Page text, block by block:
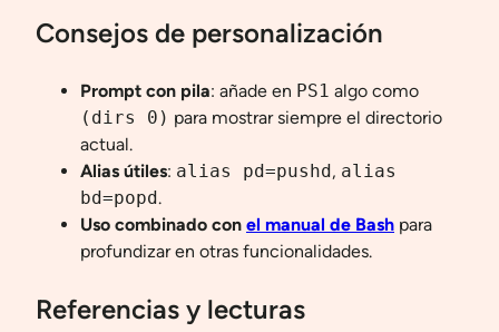
Consejos de personalización
Prompt con pila: añade en PS1 algo como
(dirs 0) para mostrar siempre el directorio
actual.
Alias útiles: alias pd=pushd , alias
bd=popd.
Uso combinado con el manual de Bash para
profundizar en otras funcionalidades.
Referencias y lecturas